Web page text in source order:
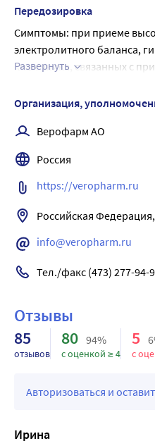
толстого кишечника
Взаимосвязь между
После приема 10 мг
При применении более
Передозировка
Симптомы: при приеме
электролитного баланса,
кишечника, связанных с
Препарат Слабилен®, как и
слабительными может
гипокалиемией.
Лечение: для уменьшения
потребоваться
Развернуть
Организация,
Верофарм АО
Россия
https://veropharm.ru
Российская
info@veropharm.ru
Тел./факс (473) 277-94-
Отзывы
85
отзывов
80 94%
с оценкой ≥ 4
5
с
Авторизоваться и
Ирина